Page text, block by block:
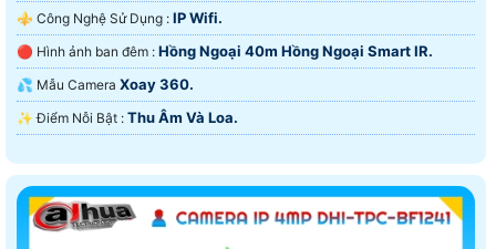
⚜️ Công Nghệ Sử Dụng : IP Wifi.
🔴 Hình ảnh ban đêm : Hồng Ngoại 40m Hồng Ngoại Smart IR.
💦 Mẫu Camera Xoay 360.
️✨ Điểm Nỗi Bật : Thu Âm Và Loa.